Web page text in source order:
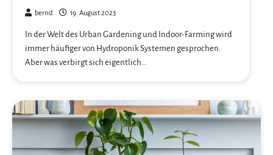
bernd 19. August 2023
In der Welt des Urban Gardening und Indoor-Farming wird
immer häufiger von Hydroponik Systemen gesprochen.
Aber was verbirgt sich eigentlich…